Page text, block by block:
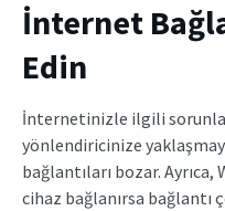
İnternet
Edin
İnternetinizle ilgili sorunlar
yönlendiricinize
bağlantıları bozar.
cihaz bağlanırsa bağlantı